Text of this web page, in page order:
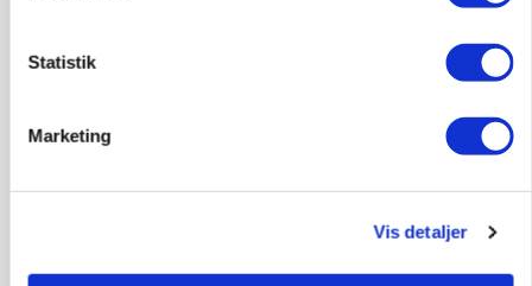
Statistik
Marketing
Vis detaljer
Kalve
6392, Bolderslev 03. aug.